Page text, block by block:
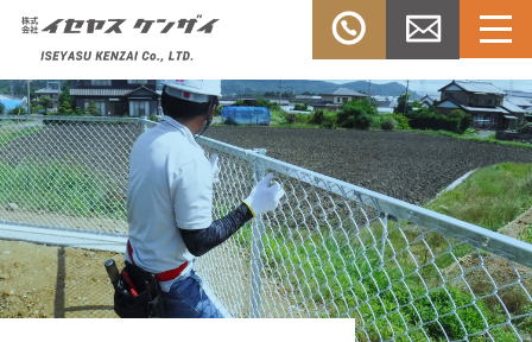
株式会社イセヤスケンザ
イ
0532-33-
3303
わせ